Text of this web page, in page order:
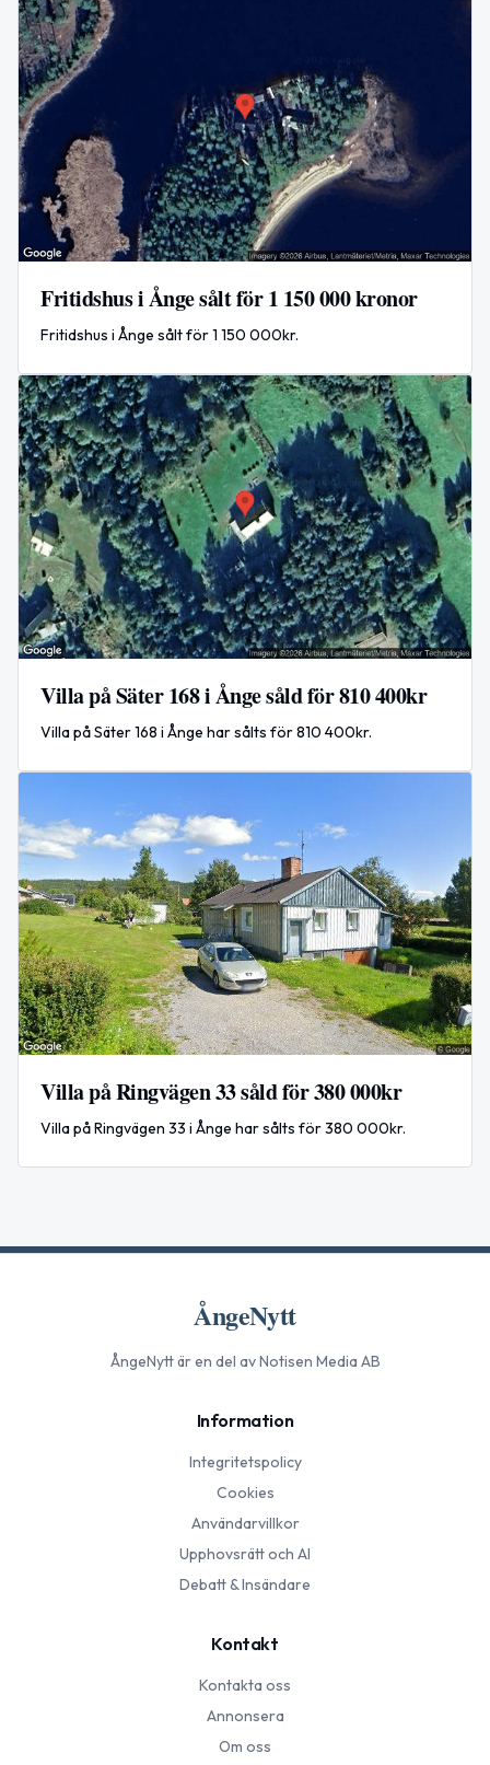
Fritidshus i Ånge sålt för 1 150 000 kronor
Fritidshus i Ånge sålt för 1 150 000kr.
Villa på Säter 168 i Ånge såld för 810 400kr
Villa på Säter 168 i Ånge har sålts för 810 400kr.
Villa på Ringvägen 33 såld för 380 000kr
Villa på Ringvägen 33 i Ånge har sålts för 380 000kr.
ÅngeNytt
ÅngeNyttär en del av Notisen Media AB
Information
Integritetspolicy
Cookies
Användarvillkor
Upphovsrätt och AI
Debatt & Insändare
Kontakt
Kontakta oss
Annonsera
Om oss